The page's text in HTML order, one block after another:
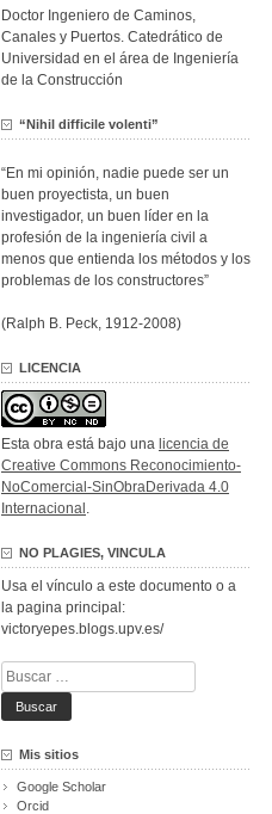
Doctor Ingeniero de Caminos,
Canales y Puertos. Catedrático de
Universidad en el área de Ingeniería
de la Construcción
“Nihil difficile volenti”
“En mi opinión, nadie puede ser un
buen proyectista, un buen
investigador, un buen líder en la
profesión de la ingeniería civil a
menos que entienda los métodos y los
problemas de los constructores”
(Ralph B. Peck, 1912-2008)
LICENCIA
Esta obra está bajo una licencia de
Creative Commons Reconocimiento-
NoComercial-SinObraDerivada 4.0
Internacional .
NO PLAGIES, VINCULA
Usa el vínculo a este documento o a
la pagina principal:
victoryepes.blogs.upv.es/
Buscar:
Mis sitios
Google Scholar
Orcid